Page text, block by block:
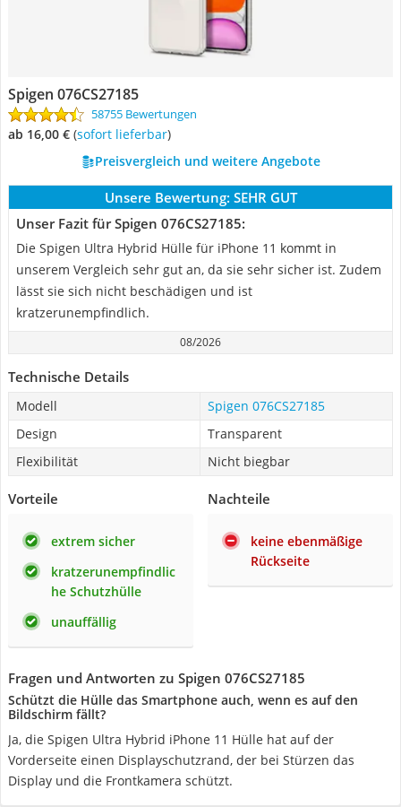
Spigen 076CS27185
58755 Bewertungen
ab 16,00 € ( Sofort lieferbar)
Preisvergleich und weitere Angebote
Unsere Bewertung: SEHR GUT
Unser Fazit für Spigen 076CS27185:
Die Spigen Ultra Hybrid Hülle für iPhone 11 kommt in
unserem Vergleich sehr gut an, da sie sehr sicher ist. Zudem
lässt sie sich nicht beschädigen und ist
kratzerunempfindlich.
08/2026
Technische Details
Modell
Spigen 076CS27185
Design
Transparent
Flexibilität
Nicht biegbar
Vorteile
extrem sicher
kratzerunempfindlic
he Schutzhülle
unauffällig
Nachteile
keine ebenmäßige
Rückseite
Fragen und Antworten zu Spigen 076CS27185
Schützt die Hülle das Smartphone auch, wenn es auf den
Bildschirm fällt?
Ja, die Spigen Ultra Hybrid iPhone 11 Hülle hat auf der
Vorderseite einen Displayschutzrand, der bei Stürzen das
Display und die Frontkamera schützt.